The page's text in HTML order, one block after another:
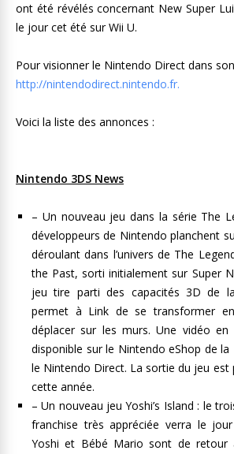
ont été révélés concernant New Super
le jour cet été sur Wii U.
Pour visionner le Nintendo Direct dans
http://nintendodirect.nintendo.fr.
Voici la liste des annonces :
Nintendo 3DS News
– Un nouveau jeu dans la série The
développeurs de Nintendo planchent
déroulant dans l’univers de The
the Past, sorti initialement sur Super
jeu tire parti des capacités 3D de
permet à Link de se transformer
déplacer sur les murs. Une vidéo
disponible sur le Nintendo eShop de
le Nintendo Direct. La sortie du jeu est
cette année.
– Un nouveau jeu Yoshi’s Island : le
franchise très appréciée verra le
Yoshi et Bébé Mario sont de retour